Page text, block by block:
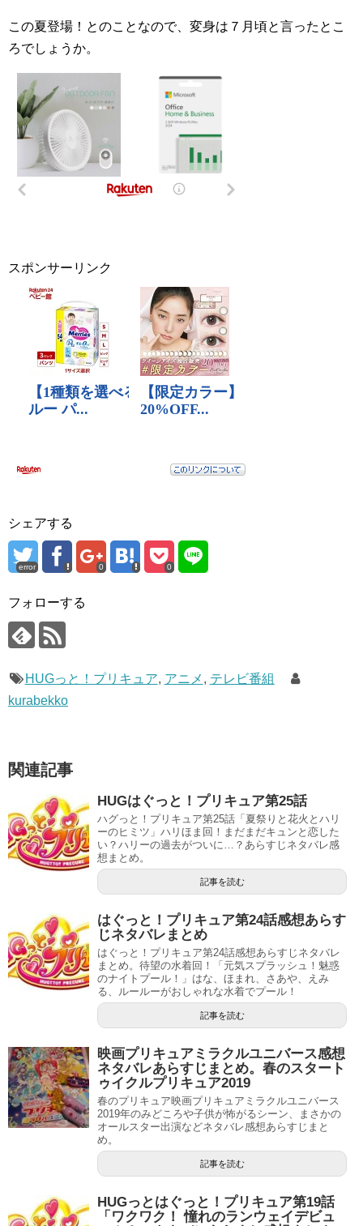
この夏登場！とのことなので、変身は７月頃と言ったとこ
ろでしょうか。
スポンサーリンク
シェアする
error 0 0
フォローする
HUGっと！プリキュア, アニメ , テレビ番組
kurabekko
関連記事
HUGはぐっと！プリキュア第25話
ハグっと！プリキュア第25話「夏祭りと花火とハリ
ーのヒミツ」ハリほま回！まだまだキュンと恋した
い？ハリーの過去がついに…？あらすじネタバレ感
想まとめ。
記事を読む
はぐっと！プリキュア第24話感想あらす
じネタバレまとめ
はぐっと！プリキュア第24話感想あらすじネタバレ
まとめ。待望の水着回！「元気スプラッシュ！魅惑
のナイトプール！」はな、ほまれ、さあや、えみ
る、ルールーがおしゃれな水着でプール！
記事を読む
映画プリキュアミラクルユニバース感想
ネタバレあらすじまとめ。春のスタート
ゥイクルプリキュア2019
春のプリキュア映画プリキュアミラクルユニバース
2019年のみどころや子供が怖がるシーン、まさかの
オールスター出演などネタバレ感想あらすじまと
め。
記事を読む
HUGっとはぐっと！プリキュア第19話
「ワクワク！ 憧れのランウェイデビュ